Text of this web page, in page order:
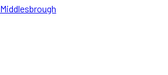
Middlesbrough